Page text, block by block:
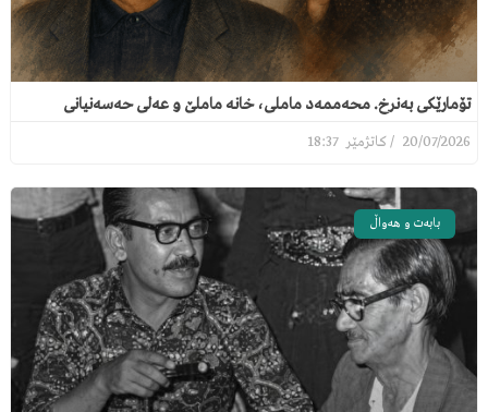
تۆمارێکی بەنرخ. محەممەد ماملی، خانە ماملێ و عەلی حەسەنیانی
20/07/2026
18:37
بابەت و هەواڵ